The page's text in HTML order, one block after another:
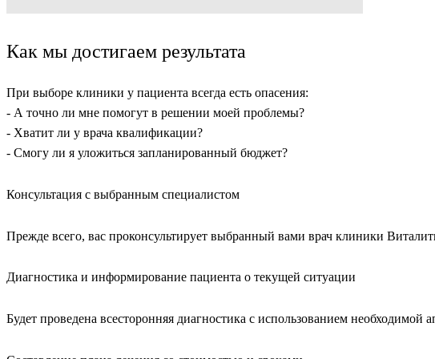
Как мы достигаем результата
При выборе клиники у пациента всегда есть опасения:
- А точно ли мне помогут в решении моей проблемы?
- Хватит ли у врача квалификации?
- Смогу ли я уложиться запланированный бюджет?
Консультация с выбранным специалистом
Прежде всего, вас проконсультирует выбранный вами врач клиники
Диагностика и информирование пациента о текущей ситуации
Будет проведена всесторонняя диагностика с использованием